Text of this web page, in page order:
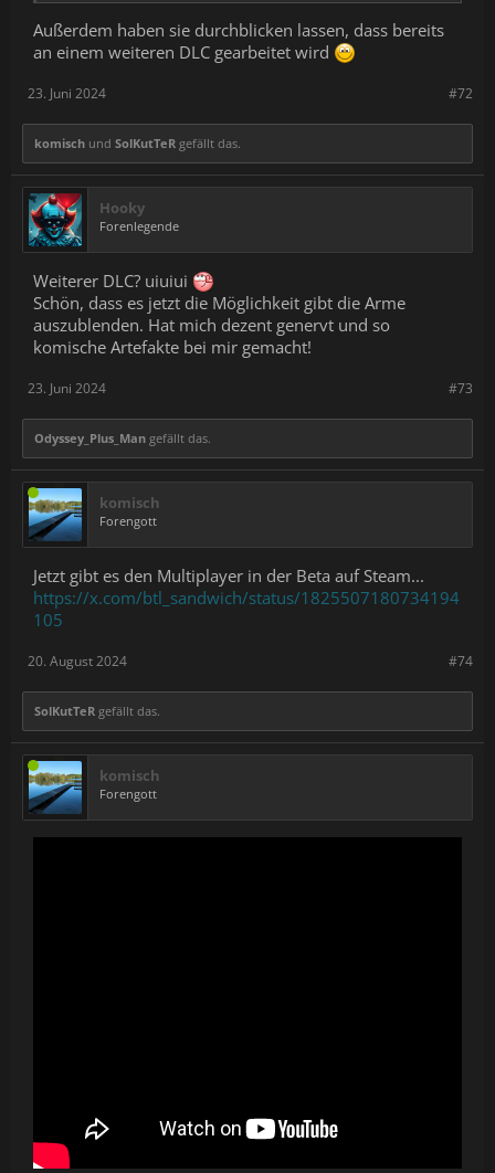
Außerdem haben sie durchblicken lassen, dass bereits
an einem weiteren DLC gearbeitet wird
#72
23. Juni 2024
komisch und SolKutTeR gefällt das.
Hooky
Forenlegende
Weiterer DLC? uiuiui
Schön, dass es jetzt die Möglichkeit gibt die Arme
auszublenden. Hat mich dezent genervt und so
komische Artefakte bei mir gemacht!
#73
23. Juni 2024
Odyssey_Plus_Man gefällt das.
komisch
Forengott
Jetzt gibt es den Multiplayer in der Beta auf Steam...
https://x.com/btl_sandwich/status/1825507180734194
105
#74
20. August 2024
SolKutTeR gefällt das.
komisch
Forengott